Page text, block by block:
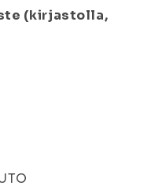
(kirjastolla,